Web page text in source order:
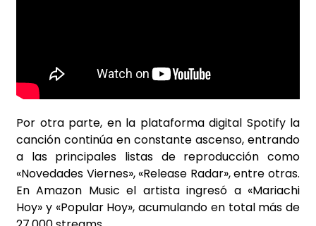
Por otra parte, en la plataforma digital Spotify la
canción continúa en constante ascenso, entrando
a las principales listas de reproducción como
«Novedades Viernes», «Release Radar», entre otras.
En Amazon Music el artista ingresó a «Mariachi
Hoy» y «Popular Hoy», acumulando en total más de